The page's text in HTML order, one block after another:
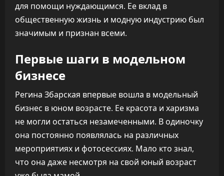
для помощи нуждающимся. Ее вклад в
общественную жизнь и модную индустрию был
значимым и признан всеми.
Первые шаги в модельном
бизнесе
Регина Збарская впервые вошла в модельный
бизнес в юном возрасте. Ее красота и харизма
не могли остаться незамеченными. В одиночку
она постоянно появлялась на различных
мероприятиях и фотосессиях. Мало кто знал,
что она даже несмотря на свой юный возраст